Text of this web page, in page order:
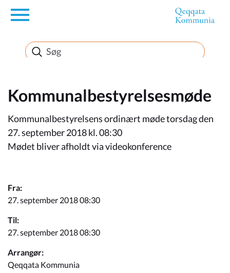
en
Borger
Erhverv
Politik
Turisme
Selvbetjening
Kommuneplan
Om Kommunen
Kommunalbestyrelsesmøde
Kommunalbestyrelsens ordinært møde torsdag den
27. september 2018 kl. 08:30
Mødet bliver afholdt via videokonference
Fra:
27. september 2018 08:30
Til:
27. september 2018 08:30
Arrangør:
Qeqqata Kommunia